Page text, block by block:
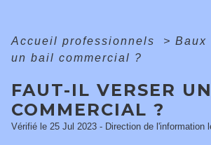
Accueil professionnels > Baux
un bail commercial ?
FAUT-IL VERSER
COMMERCIAL ?
Vérifié le 25 Jul 2023 - Direction de l'information